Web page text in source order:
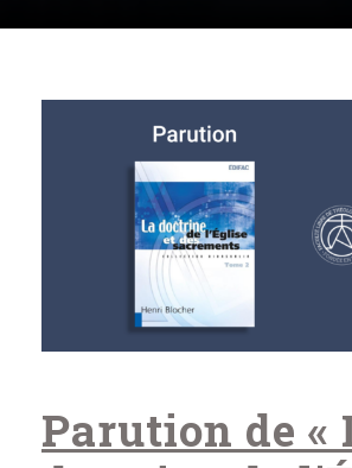
Parution de «